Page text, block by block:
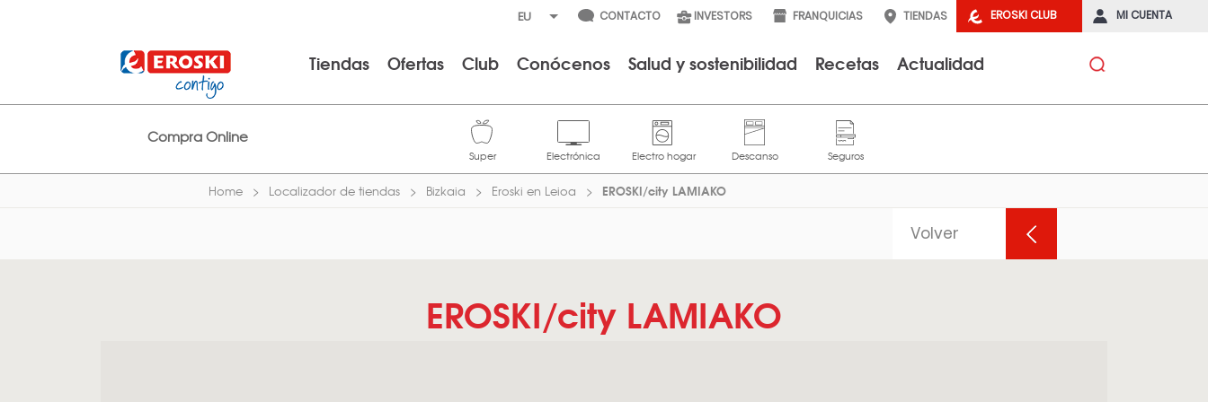
EROSKI CLUB MI CUENTA
CONTACTO INVESTORS FRANQUICIAS TIENDAS
Tiendas Ofertas Club Conócenos Salud y sostenibilidad Recetas Actualidad
Compra Online
Home Localizador de tiendas Bizkaia Eroski en Leioa EROSKI/city LAMIAKO
Volver
EROSKI/city LAMIAKO